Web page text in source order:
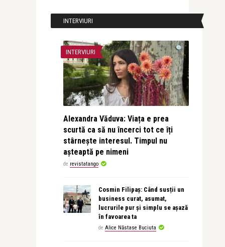
INTERVIURI
INTERVIURI
Alexandra Văduva: Viața e prea
scurtă ca să nu încerci tot ce îți
stârnește interesul. Timpul nu
așteaptă pe nimeni
de revistatango
Cosmin Filipaș: Când susții un
business curat, asumat,
lucrurile pur și simplu se așază
în favoarea ta
de Alice Năstase Buciuta